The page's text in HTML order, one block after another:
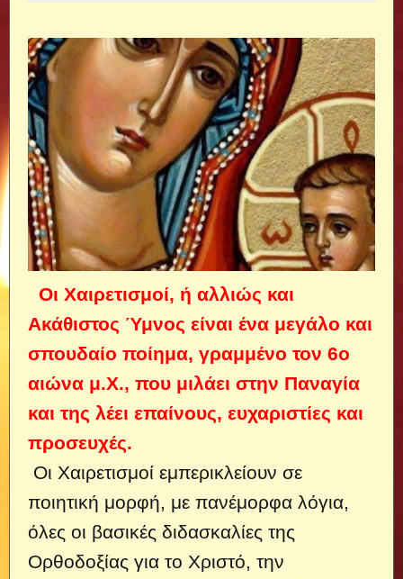
Οι Χαιρετισμοί, ή αλλιώς και
Ακάθιστος Ύμνος είναι ένα μεγάλο και
σπουδαίο ποίημα, γραμμένο τον 6ο
αιώνα μ.Χ., που μιλάει στην Παναγία
και της λέει επαίνους, ευχαριστίες και
προσευχές.
Οι Χαιρετισμοί εμπερικλείουν σε
ποιητική μορφή, με πανέμορφα λόγια,
όλες οι βασικές διδασκαλίες της
Ορθοδοξίας για το Χριστό, την